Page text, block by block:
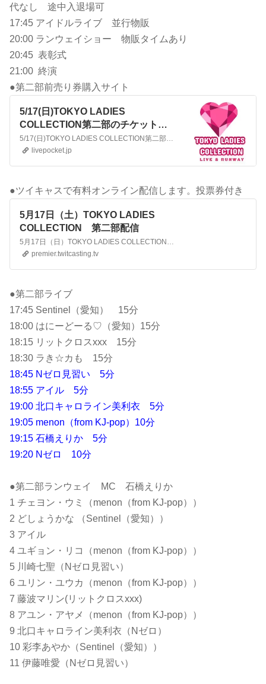
代なし 途中入退場可
17:45 アイドルライブ 並行物販
20:00 ランウェイショー 物販タイムあり
20:45 表彰式
21:00 終演
●第二部前売り券購入サイト
5/17(日)TOKYO LADIES
COLLECTION第二部のチケット情
報｜ライブポケット
5/17(日)TOKYO LADIES COLLECTION第二部のチケット情報・予約・購入はライブポケットで。|2026年5月17日(日)：新宿文化センター小ホール(東京都)：
livepocket.jp
●ツイキャスで有料オンライン配信します。投票券付き
5月17日（土）TOKYO LADIES
COLLECTION 第二部配信
5月17日（日）TOKYO LADIES COLLECTION LIVE & RUNWAY 第二部の模様のライブ配信です。 投票で、ベストモデルアワードを決定します。 【投票の方法】 終了後、投票フォームをツイキャスの一斉メールでご連絡します。casma@twitcasting.tvから送信されますので、受信..
premier.twitcasting.tv
●第二部ライブ
17:45 Sentinel（愛知） 15分
18:00 はにーどーる♡（愛知）15分
18:15 リットクロスxxx 15分
18:30 ラき☆カも 15分
18:45 Nゼロ見習い 5分
18:55 アイル 5分
19:00 北口キャロライン美利衣 5分
19:05 menon（from KJ-pop）10分
19:15 石橋えりか 5分
19:20 Nゼロ 10分
●第二部ランウェイ MC 石橋えりか
1 チェヨン・ウミ（menon（from KJ-pop））
2 どしょうかな （Sentinel（愛知））
3 アイル
4 ユギョン・リコ（menon（from KJ-pop））
5 川崎七聖（Nゼロ見習い）
6 ユリン・ユウカ（menon（from KJ-pop））
7 藤波マリン(リットクロスxxx)
8 アユン・アヤメ（menon（from KJ-pop））
9 北口キャロライン美利衣（Nゼロ）
10 彩李あやか（Sentinel（愛知））
11 伊藤唯愛（Nゼロ見習い）